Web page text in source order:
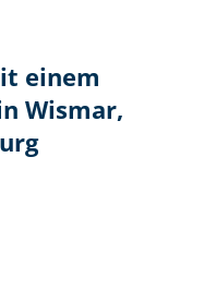
einem
Wismar,